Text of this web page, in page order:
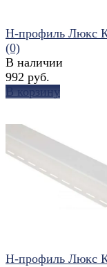
избранное сравнить
Н-профиль Люкс
(0)
В наличии
992 руб.
В корзину
Н-профиль Люкс